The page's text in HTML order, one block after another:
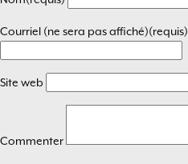
Courriel (ne sera pas affiché)(requis)
Site web
Commenter